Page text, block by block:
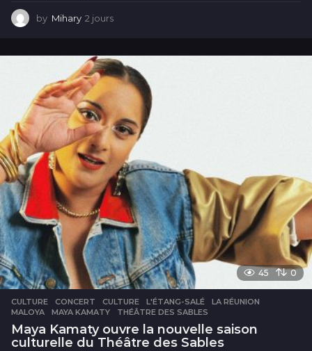
by Mihary 2 jours
u
r
45 0
CULTURE CONCERT ,CULTURE ,L'ÉTANG-SALÉ ,LA RÉUNION
MALOYA
,MAYA KAMATY ,THÉÂTRE DES SABLES
Maya Kamaty ouvre la nouvelle saison
culturelle du Théâtre des Sables